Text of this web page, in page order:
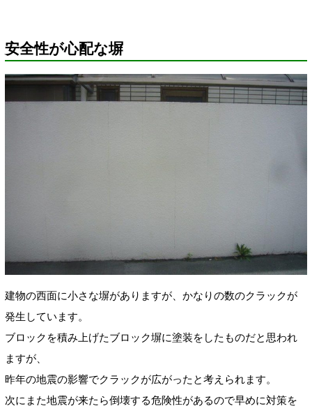
安全性が心配な塀
建物の西面に小さな塀がありますが、かなりの数のクラックが
発生しています。
ブロックを積み上げたブロック塀に塗装をしたものだと思われ
ますが、
昨年の地震の影響でクラックが広がったと考えられます。
次にまた地震が来たら倒壊する危険性があるので早めに対策を